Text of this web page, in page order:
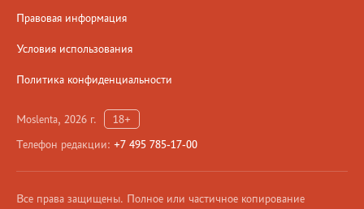
Правовая информация
Условия использования
Политика конфиденциальности
Moslenta, 2026 г.
18+
Телефон редакции: +7 495 785-17-00
Все права защищены. Полное или частичное копирование